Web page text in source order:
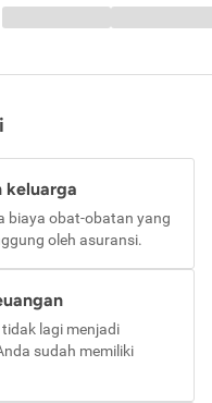
keluarga
biaya obat-obatan yang
oleh asuransi.
lagi menjadi
sudah memiliki